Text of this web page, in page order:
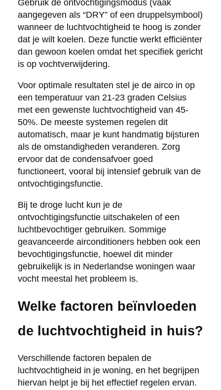
Gebruik de ontvochtigingsmodus (vaak
aangegeven als “DRY” of een druppelsymbool)
wanneer de luchtvochtigheid te hoog is zonder
dat je wilt koelen. Deze functie werkt efficiënter
dan gewoon koelen omdat het specifiek gericht
is op vochtverwijdering.
Voor optimale resultaten stel je de airco in op
een temperatuur van 21-23 graden Celsius
met een gewenste luchtvochtigheid van 45-
50%. De meeste systemen regelen dit
automatisch, maar je kunt handmatig bijsturen
als de omstandigheden veranderen. Zorg
ervoor dat de condensafvoer goed
functioneert, vooral bij intensief gebruik van de
ontvochtigingsfunctie.
Bij te droge lucht kun je de
ontvochtigingsfunctie uitschakelen of een
luchtbevochtiger gebruiken. Sommige
geavanceerde airconditioners hebben ook een
bevochtigingsfunctie, hoewel dit minder
gebruikelijk is in Nederlandse woningen waar
vocht meestal het probleem is.
Welke factoren beïnvloeden
de luchtvochtigheid in huis?
Verschillende factoren bepalen de
luchtvochtigheid in je woning, en het begrijpen
hiervan helpt je bij het effectief regelen ervan.